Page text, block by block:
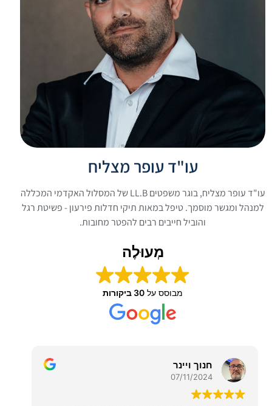
עו"ד עופר מצליח
עו"ד עופר מצליח, בוגר משפטים LL.B של המסלול האקדמי המכללה
למנהל ומגשר מוסמך. טיפל במאות תיקי חדלות פירעון - פשיטת רגל
והוביל חייבים רבים להפטר מחובות.
מְעוּלֶה
מבוסס על 30 ביקורות
orel910
04/11/2024